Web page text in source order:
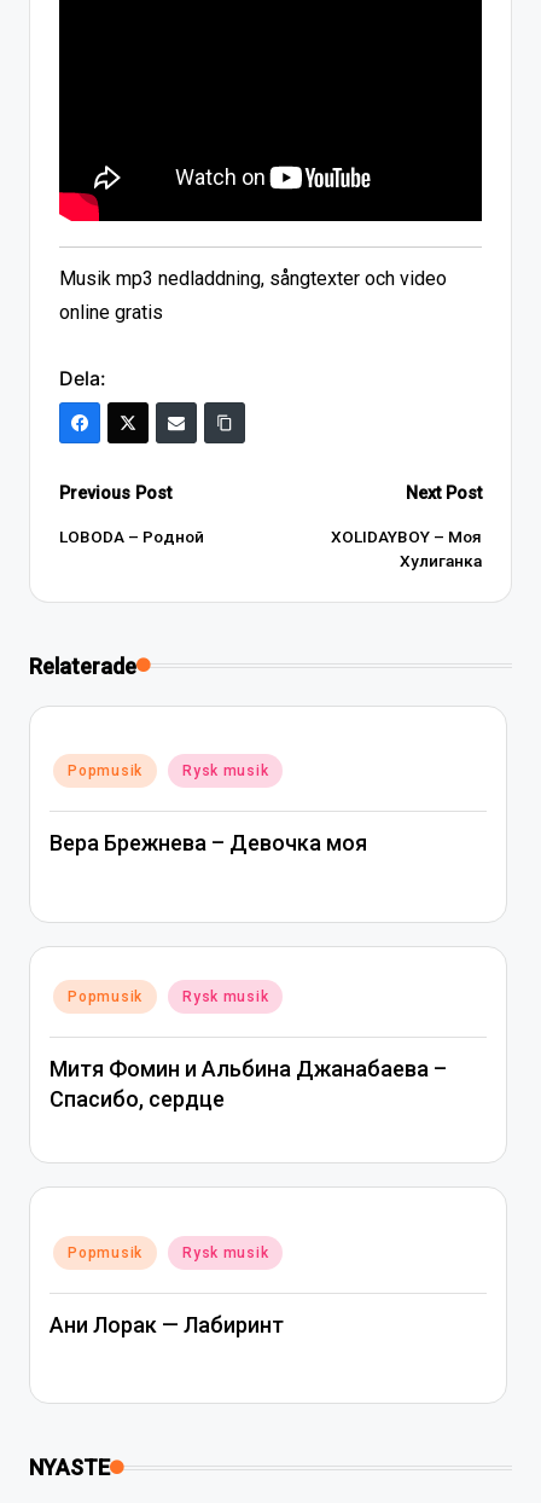
Musik mp3 nedladdning, sångtexter och video
online gratis
Dela:
Post
navigation
Previous Post
LOBODA – Родной
Next Post
XOLIDAYBOY – Моя
Хулиганка
Relaterade
Posted
in
Popmusik Rysk musik
Вера Брежнева – Девочка моя
Posted
in
Popmusik Rysk musik
Митя Фомин и Альбина Джанабаева –
Спасибо, сердце
Posted
in
Popmusik Rysk musik
Ани Лорак — Лабиринт
NYASTE